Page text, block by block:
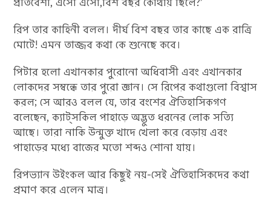
রিপ তার কাহিনী বলল। দীর্ঘ বিশ বছর তার কাছে এক রাত্রি
মোটে! এমন তাজ্জব কথা কে শুনেছে কবে।
পিটার হলো এখানকার পুরোনো অধিবাসী এবং এখানকার
লোকদের সম্বন্ধে তার পুরো জ্ঞান। সে রিপের কথাগুলো বিশ্বাস
করল; সে আরও বলল যে, তার বংশের ঐতিহাসিকগণ
বলেছেন, ক্যাট্‌সকিল পাহাড়ে অদ্ভুত ধরনের লোক সত্যি
আছে। তারা নাকি উন্মুক্ত খাদে খেলা করে বেড়ায় এবং
পাহাড়ের মধ্যে বাজের মতো শব্দও শোনা যায়।
রিপভ্যান উইংকল আর কিছুই নয়-সেই ঐতিহাসিকদের কথা
প্রমাণ করে এলেন মাত্র।